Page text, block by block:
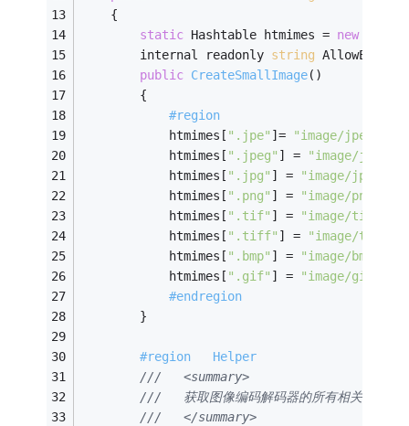
    {
static Hashtable htmimes = new
        internal readonly
string AllowExt =
public CreateSmallImage()
        {
#region
            htmimes[
".jpe" ]= "image/jpeg"
            htmimes[
".jpeg" ] = "image/jpeg"
            htmimes[
".jpg" ] = "image/jpeg"
            htmimes[
".png" ] = "image/png"
            htmimes[
".tif" ] = "image/tiff"
            htmimes[
".tiff" ] = "image/tiff"
            htmimes[
".bmp" ] = "image/bmp"
            htmimes[
".gif" ] = "image/gif"
#endregion
        }
#region   Helper
///   <summary>
///   获取图像编码解码器的所有相关信息
///   </summary>